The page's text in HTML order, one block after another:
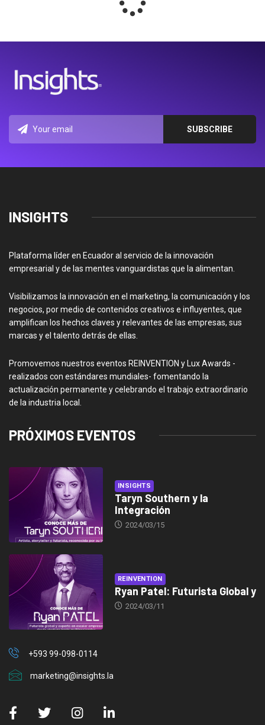
INSIGHTS
Plataforma líder en Ecuador al servicio de la innovación
empresarial y de las mentes vanguardistas que la alimentan.
Visibilizamos la innovación en el marketing, la comunicación y los
negocios, por medio de contenidos creativos e influyentes, que
amplifican los hechos claves y relevantes de las empresas, sus
marcas y el talento detrás de ellas.
Promovemos nuestros eventos REINVENTION y Lux Awards -
realizados con estándares mundiales- fomentando la
actualización permanente y celebrando el trabajo extraordinario
de la industria local.
PRÓXIMOS EVENTOS
INSIGHTS
Taryn Southern y la
Integración
2024/03/15
REINVENTION
Ryan Patel: Futurista Global y
2024/03/11
+593 99-098-0114
marketing@insights.la